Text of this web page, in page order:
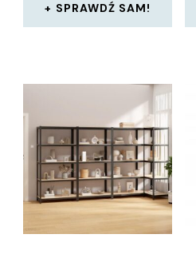
SPRAWDŹ SAM!